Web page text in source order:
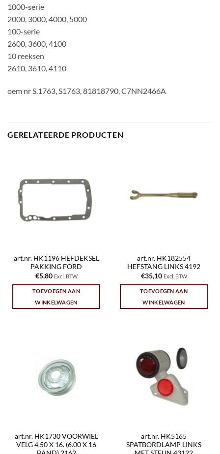
1000-serie
2000, 3000, 4000, 5000
100-serie
2600, 3600, 4100
10 reeksen
2610, 3610, 4110
oem nr S.1763, S1763, 81818790, C7NN2466A
GERELATEERDE PRODUCTEN
art.nr. HK1196 HEFDEKSEL
PAKKING FORD
€5,80 Excl. BTW
TOEVOEGEN AAN
WINKELWAGEN
art.nr. HK182554
HEFSTANG LINKS 4192
€35,10 Excl. BTW
TOEVOEGEN AAN
WINKELWAGEN
art.nr. HK1730 VOORWIEL
VELG 4.50 X 16. (6.00 X 16
art.nr. HK5165
SPATBORDLAMP LINKS